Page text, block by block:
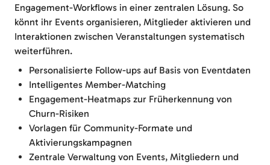
Engagement-Workflows in einer zentralen Lösung. So
könnt ihr Events organisieren, Mitglieder aktivieren und
Interaktionen zwischen Veranstaltungen systematisch
weiterführen.
Personalisierte Follow-ups auf Basis von Eventdaten
Intelligentes Member-Matching
Engagement-Heatmaps zur Früherkennung von
Churn-Risiken
Vorlagen für Community-Formate und
Aktivierungskampagnen
Zentrale Verwaltung von Events, Mitgliedern und